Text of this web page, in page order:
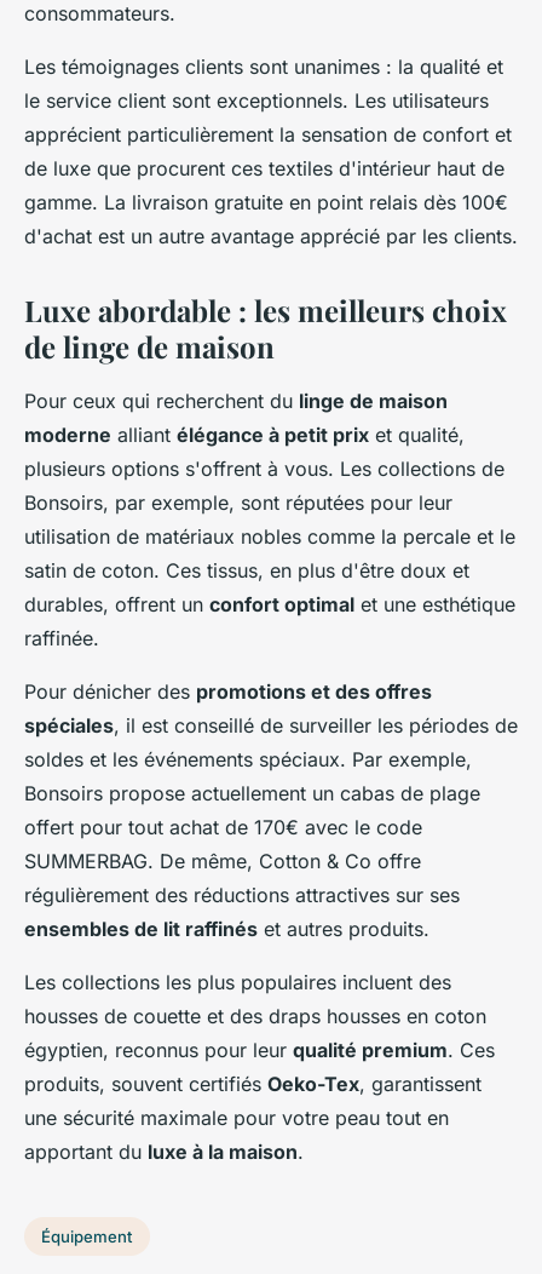
consommateurs.
Les témoignages clients sont unanimes : la qualité et
le service client sont exceptionnels. Les utilisateurs
apprécient particulièrement la sensation de confort et
de luxe que procurent ces textiles d'intérieur haut de
gamme. La livraison gratuite en point relais dès 100€
d'achat est un autre avantage apprécié par les clients.
Luxe abordable : les meilleurs choix
de linge de maison
Pour ceux qui recherchent du linge de maison
moderne alliant élégance à petit prix et qualité,
plusieurs options s'offrent à vous. Les collections de
Bonsoirs, par exemple, sont réputées pour leur
utilisation de matériaux nobles comme la percale et le
satin de coton. Ces tissus, en plus d'être doux et
durables, offrent un confort optimal et une esthétique
raffinée.
Pour dénicher des promotions et des offres
spéciales, il est conseillé de surveiller les périodes de
soldes et les événements spéciaux. Par exemple,
Bonsoirs propose actuellement un cabas de plage
offert pour tout achat de 170€ avec le code
SUMMERBAG. De même, Cotton & Co offre
régulièrement des réductions attractives sur ses
ensembles de lit raffinés et autres produits.
Les collections les plus populaires incluent des
housses de couette et des draps housses en coton
égyptien, reconnus pour leur qualité premium. Ces
produits, souvent certifiés Oeko-Tex, garantissent
une sécurité maximale pour votre peau tout en
apportant du luxe à la maison.
Équipement